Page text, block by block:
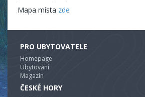
Mapa místa zde
PRO UBYTOVATELE
Homepage
Ubytování
Magazín
ČESKÉ HORY